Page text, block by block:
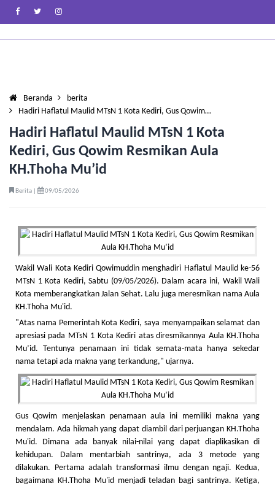
Beranda
berita
Hadiri Haflatul Maulid MTsN 1 Kota Kediri, Gus Qowim…
Hadiri Haflatul Maulid MTsN 1 Kota
Kediri, Gus Qowim Resmikan Aula
KH.Thoha Mu’id
Berita | 09/05/2026
Wakil Wali Kota Kediri Qowimuddin menghadiri Haflatul Maulid ke-56
MTsN 1 Kota Kediri, Sabtu (09/05/2026). Dalam acara ini, Wakil Wali
Kota memberangkatkan Jalan Sehat. Lalu juga meresmikan nama Aula
KH.Thoha Mu'id.
"Atas nama Pemerintah Kota Kediri, saya menyampaikan selamat dan
apresiasi pada MTsN 1 Kota Kediri atas diresmikannya Aula KH.Thoha
Mu’id. Tentunya penamaan ini tidak semata-mata hanya sekedar
nama tetapi ada makna yang terkandung," ujarnya.
Gus Qowim menjelaskan penamaan aula ini memiliki makna yang
mendalam. Ada hikmah yang dapat diambil dari perjuangan KH.Thoha
Mu'id. Dimana ada banyak nilai-nilai yang dapat diaplikasikan di
kehidupan. Dalam mentarbiah santrinya, ada 3 metode yang
dilakukan. Pertama adalah transformasi ilmu dengan ngaji. Kedua,
bagaimana KH.Thoha Mu'id menjadi teladan bagi santrinya. Ketiga,